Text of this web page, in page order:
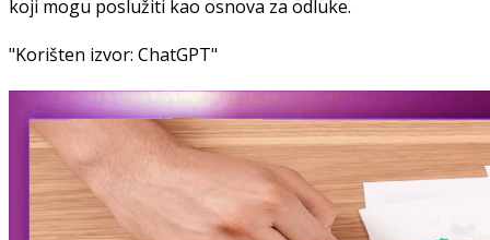
koji mogu poslužiti kao osnova za odluke.
"Korišten izvor: ChatGPT"